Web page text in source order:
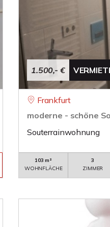
1.500,- €
Frankfurt
moderne - schöne
Souterrainwohnung
103 m²
WOHNFLÄCHE
3
ZIMMER